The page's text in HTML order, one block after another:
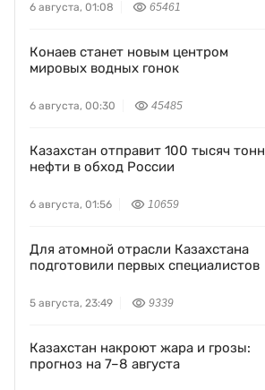
6 августа, 01:08 65461
Конаев станет новым центром
мировых водных гонок
6 августа, 00:30 45485
Казахстан отправит 100 тысяч тонн
нефти в обход России
6 августа, 01:56 10659
Для атомной отрасли Казахстана
подготовили первых специалистов
5 августа, 23:49 9339
Казахстан накроют жара и грозы:
прогноз на 7–8 августа